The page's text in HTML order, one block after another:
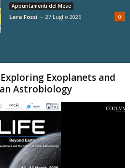
Appuntamenti del Mese
Lara Fossi - 27 Luglio 2026 0
Exoplanets and
Astrobiology